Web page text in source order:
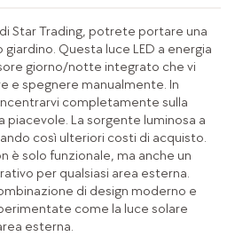
Star Trading, potrete portare una
Questa luce LED a energia
giorno/notte integrato che vi
e spegnere manualmente. In
completamente sulla
La sorgente luminosa a
così ulteriori costi di acquisto.
è solo funzionale, ma anche un
per qualsiasi area esterna.
di design moderno e
come la luce solare
esterna.